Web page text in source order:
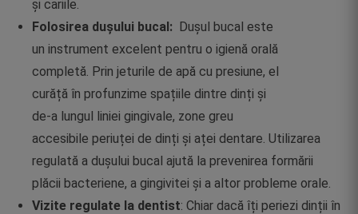
și cariile.
Folosirea dușului bucal: Dușul bucal este
un instrument excelent pentru o igienă orală
completă. Prin jeturile de apă cu presiune, el
curăță în profunzime spațiile dintre dinți și
de-a lungul liniei gingivale, zone greu
accesibile periuței de dinți și aței dentare. Utilizarea
regulată a dușului bucal ajută la prevenirea formării
plăcii bacteriene, a gingivitei și a altor probleme orale.
Vizite regulate la dentist: Chiar dacă îți periezi dinții în